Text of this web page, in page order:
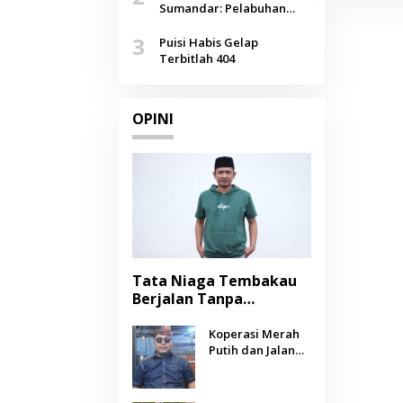
Agustus
Sumandar: Pelabuhan
Selendang Benang Merah
Lombang
3
Puisi Habis Gelap
Terbitlah 404
OPINI
Tata Niaga Tembakau
Berjalan Tanpa
Negara Berpihak
kepada Petani?
Koperasi Merah
Putih dan Jalan